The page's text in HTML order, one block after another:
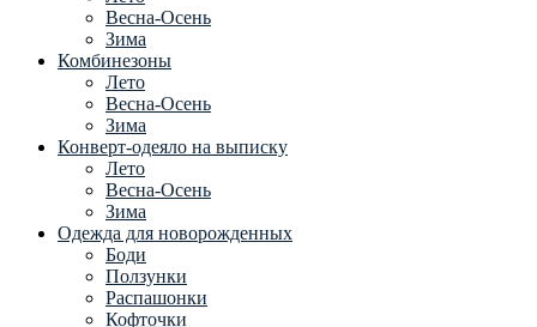
Весна-Осень
Зима
Комбинезоны
Лето
Весна-Осень
Зима
Конверт-одеяло на выписку
Лето
Весна-Осень
Зима
Одежда для новорожденных
Боди
Ползунки
Распашонки
Кофточки